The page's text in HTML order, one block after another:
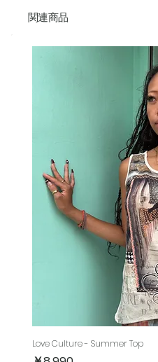
関連商品
Love Culture - Summer Top